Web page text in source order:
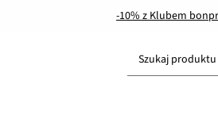
-10% z Klubem
Szukaj produktu